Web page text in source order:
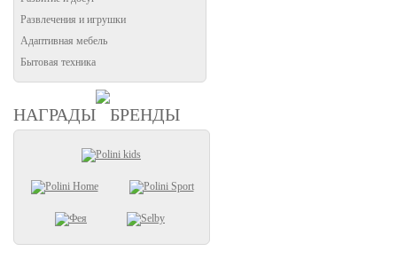
Развлечения и игрушки
Адаптивная мебель
Бытовая техника
НАГРАДЫ БРЕНДЫ